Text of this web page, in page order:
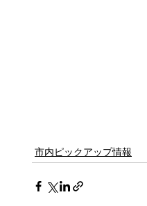
市内ピックアップ情報